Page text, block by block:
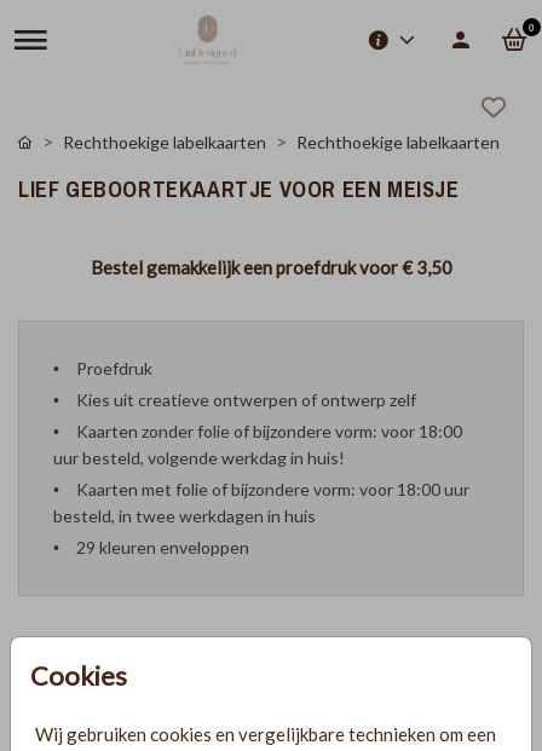
0
Cookies
Wij gebruiken cookies en vergelijkbare technieken om een
Rechthoekige labelkaarten Rechthoekige labelkaarten
LIEF GEBOORTEKAARTJE VOOR EEN MEISJE
Bestel gemakkelijk een proefdruk voor€ 3,50
Proefdruk
Kies uit creatieve ontwerpen of ontwerp zelf
Kaarten zonder folie of bijzondere vorm: voor 18:00
uur besteld, volgende werkdag in huis!
Kaarten met folie of bijzondere vorm: voor 18:00 uur
besteld, in twee werkdagen in huis
29 kleuren enveloppen
Formaten en prijzen